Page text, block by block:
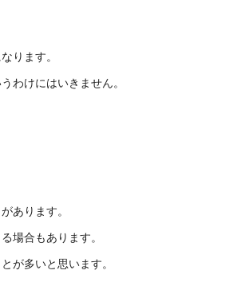
ります。
わけにはいきません。
あります。
場合もあります。
が多いと思います。